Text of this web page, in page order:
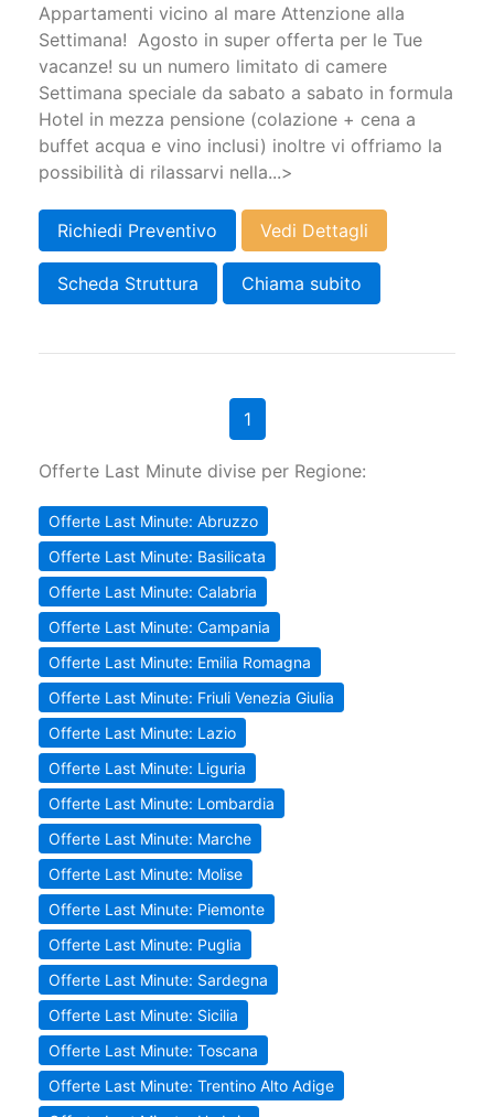
Appartamenti vicino al mare Attenzione alla
Settimana! Agosto in super offerta per le Tue
vacanze! su un numero limitato di camere
Settimana speciale da sabato a sabato in formula
Hotel in mezza pensione (colazione + cena a
buffet acqua e vino inclusi) inoltre vi offriamo la
possibilità di rilassarvi nella...>
Richiedi Preventivo Vedi Dettagli
Scheda Struttura Chiama subito
1
Offerte Last Minute divise per Regione:
Offerte Last Minute: Abruzzo
Offerte Last Minute: Basilicata
Offerte Last Minute: Calabria
Offerte Last Minute: Campania
Offerte Last Minute: Emilia Romagna
Offerte Last Minute: Friuli Venezia Giulia
Offerte Last Minute: Lazio
Offerte Last Minute: Liguria
Offerte Last Minute: Lombardia
Offerte Last Minute: Marche
Offerte Last Minute: Molise
Offerte Last Minute: Piemonte
Offerte Last Minute: Puglia
Offerte Last Minute: Sardegna
Offerte Last Minute: Sicilia
Offerte Last Minute: Toscana
Offerte Last Minute: Trentino Alto Adige